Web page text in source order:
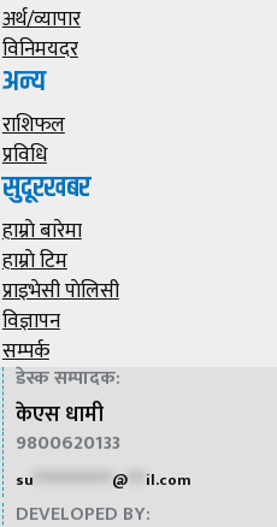
अर्थ/व्यापार
विनिमयदर
अन्य
राशिफल
प्रविधि
सुदूरखबर
हाम्राे बारेमा
हाम्राे टिम
प्राइभेसी पाेलिसी
विज्ञापन
सम्पर्क
डेस्क सम्पादक:
केएस धामी
9800620133
su @*** il.com
DEVELOPED BY: